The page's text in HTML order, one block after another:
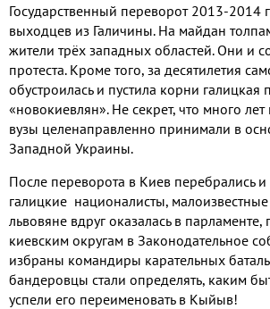
Государственный переворот 2013-2014
выходцев из Галичины. На майдан
жители трёх западных областей. Они и
протеста. Кроме того, за десятилетия
обустроилась и пустила корни галицкая
«новокиевлян». Не секрет, что много
вузы целенаправленно принимали в
Западной Украины.
После переворота в Киев перебрались
галицкие националисты,
львовяне вдруг оказалась в
киевским округам в Законодательное
избраны командиры карательных
бандеровцы стали определять, каким
успели его переименовать в Кыйыв!